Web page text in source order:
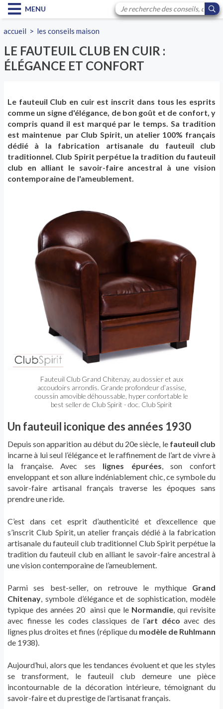
MENU
accueil > les conseils maison
LE FAUTEUIL CLUB EN CUIR :
ÉLÉGANCE ET CONFORT
Le fauteuil Club en cuir est inscrit dans tous les esprits
comme un signe d'élégance, de bon goût et de confort, y
compris quand il est marqué par le temps. Sa tradition
est maintenue par Club Spirit, un atelier 100% français
dédié à la fabrication artisanale du fauteuil club
traditionnel. Club Spirit perpétue la tradition du fauteuil
club en alliant le savoir-faire ancestral à une vision
contemporaine de l'ameublement.
Fauteuil Club Grand Chitenay, au dossier et aux
accoudoirs arrondis. Grande profondeur d’assise,
coussin amovible déhoussable, hyper confortable le
best seller de Club Spirit - doc. Club Spirit
Un fauteuil iconique des années 1930
Depuis son apparition au début du 20e siècle, le fauteuil club
incarne à lui seul l’élégance et le raffinement de l’art de vivre à
la française. Avec ses lignes épurées, son confort
enveloppant et son allure indéniablement chic, ce symbole du
savoir-faire artisanal français traverse les époques sans
prendre une ride.
C’est dans cet esprit d’authenticité et d’excellence que
s’inscrit Club Spirit, un atelier français dédié à la fabrication
artisanale du fauteuil club traditionnel Club Spirit perpétue la
tradition du fauteuil club en alliant le savoir-faire ancestral à
une vision contemporaine de l’ameublement.
Parmi ses best-seller, on retrouve le mythique Grand
Chitenay, symbole d’élégance et de sophistication, modèle
typique des années 20 ainsi que le Normandie, qui revisite
avec finesse les codes classiques de l’art déco avec des
lignes plus droites et fines (réplique du modèle de Ruhlmann
de 1938).
Aujourd’hui, alors que les tendances évoluent et que les styles
se transforment, le fauteuil club demeure une pièce
incontournable de la décoration intérieure, témoignant du
savoir-faire et du prestige de l’artisanat français.